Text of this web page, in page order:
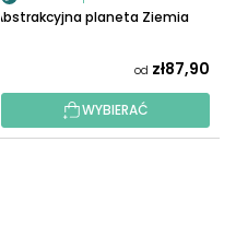
Abstrakcyjna planeta Ziemia
od zł87,90
WYBIERAĆ